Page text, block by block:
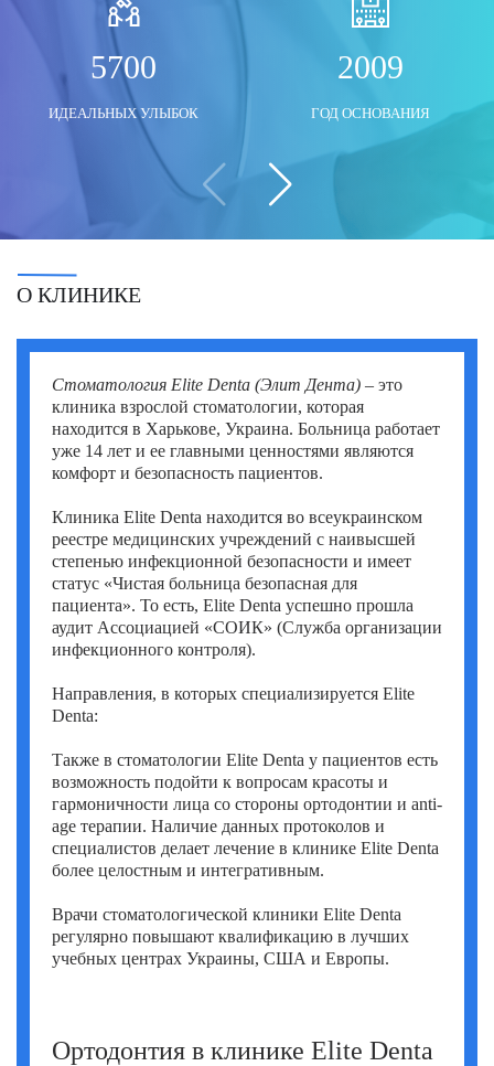
Моше Паппа (Moshe Pappa)
Мустафа Оздоган (Mustafa Ozdogan)
Озкан Йилдиз (Ozkan Yildiz)
Саваш Туна (Savas Tuna)
Семих Халезероглу (Semih Halezeroglu)
Серкан Эрканли (Serkan Erkanli)
Сиван Шамаи (Sivan Shamai)
Тамар Сафра (Tamar Safra)
Тахсин Озатли (Tahsin Ozatli)
Умут Демирджи (Umut Demirci)
Фатих Айдоган (Fatih Aydogan)
Хале Башак Чалар (Hale Basak Caglar)
Хамдулла Созен (Hamdullah Sozen)
Эркан Доган (Erkan Dogan)
Яков Шехтер (Jacob Schechter)
Шломи Константини (Shlomi Constantini)
Шломо Давидович (Shlomo Davidovich)
Эли Ашкенази (Eli Ashkenazi)
Сегев Эйтан (Segev Eitan)
Халук Чабук (Haluk Cabuk)
Эльханан Лугер (Elhanan Luger)
5700
ИДЕАЛЬНЫХ УЛЫБОК
2009
ГОД ОСНОВАНИЯ
О КЛИНИКЕ
Стоматология Elite Denta (Элит Дента) – это
клиника взрослой стоматологии, которая
находится в Харькове, Украина. Больница работает
уже 14 лет и ее главными ценностями являются
комфорт и безопасность пациентов.
Клиника Elite Denta находится во всеукраинском
реестре медицинских учреждений с наивысшей
степенью инфекционной безопасности и имеет
статус «Чистая больница безопасная для
пациента». То есть, Elite Denta успешно прошла
аудит Ассоциацией «СОИК» (Служба организации
инфекционного контроля).
Направления, в которых специализируется Elite
Denta:
Также в стоматологии Elite Denta у пациентов есть
возможность подойти к вопросам красоты и
гармоничности лица со стороны ортодонтии и anti-
age терапии. Наличие данных протоколов и
специалистов делает лечение в клинике Elite Denta
более целостным и интегративным.
Врачи стоматологической клиники Elite Denta
регулярно повышают квалификацию в лучших
учебных центрах Украины, США и Европы.
Ортодонтия в клинике Elite Denta